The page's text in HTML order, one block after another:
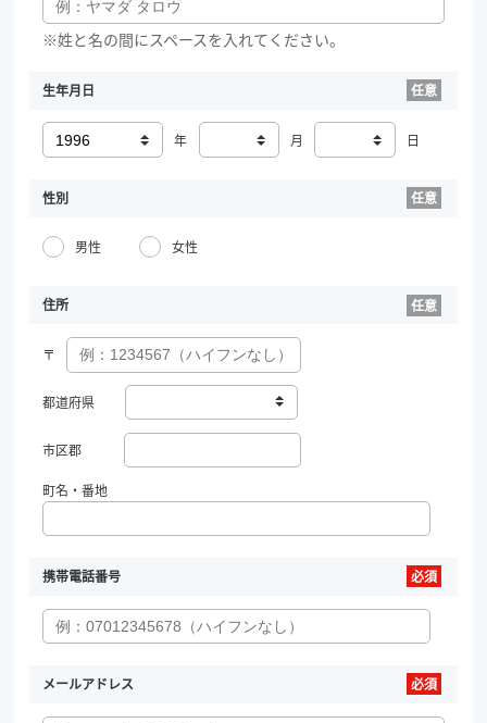
※姓と名の間にスペースを入れてください。
生年月日
年 月 日
性別
男性 女性
住所
〒
都道府県
市区郡
町名・番地
携帯電話番号
メールアドレス